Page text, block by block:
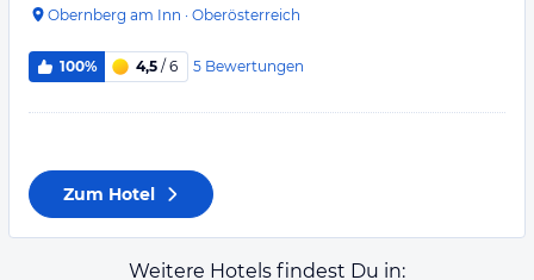
Obernberg am Inn · Oberösterreich
100% 4,5 / 6 5 Bewertungen
Zum Hotel
Weitere Hotels findest Du in: